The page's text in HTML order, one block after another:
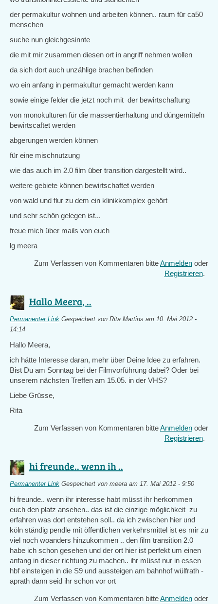
der permakultur wohnen und arbeiten können.. raum für ca50
menschen
suche nun gleichgesinnte
die mit mir zusammen diesen ort in angriff nehmen wollen
da sich dort auch unzählige brachen befinden
wo ein anfang in permakultur gemacht werden kann
sowie einige felder die jetzt noch mit der bewirtschaftung
von monokulturen für die massentierhaltung und düngemitteln
bewirtscaftet werden
abgerungen werden können
für eine mischnutzung
wie das auch im 2.0 film über transition dargestellt wird..
weitere gebiete können bewirtschaftet werden
von wald und flur zu dem ein klinikkomplex gehört
und sehr schön gelegen ist...
freue mich über mails von euch
lg meera
Zum Verfassen von Kommentaren bitteAnmelden oder
Registrieren.
Hallo Meera, ..
Permanenter Link Gespeichert von Rita Martins am 10. Mai 2012 -
14:14
Hallo Meera,
ich hätte Interesse daran, mehr über Deine Idee zu erfahren.
Bist Du am Sonntag bei der Filmvorführung dabei? Oder bei
unserem nächsten Treffen am 15.05. in der VHS?
Liebe Grüsse,
Rita
Zum Verfassen von Kommentaren bitteAnmelden oder
Registrieren.
hi freunde.. wenn ih ..
Permanenter Link Gespeichert von meera am 17. Mai 2012 - 9:50
hi freunde.. wenn ihr interesse habt müsst ihr herkommen
euch den platz ansehen.. das ist die einzige möglichkeit zu
erfahren was dort entstehen soll.. da ich zwischen hier und
köln ständig pendle mit öffentlichen verkehrsmittel ist es mir zu
viel noch woanders hinzukommen .. den film transition 2.0
habe ich schon gesehen und der ort hier ist perfekt um einen
anfang in dieser richtung zu machen.. ihr müsst nur in essen
hbf einsteigen in die S9 und aussteigen am bahnhof wülfrath -
aprath dann seid ihr schon vor ort
Zum Verfassen von Kommentaren bitteAnmelden oder